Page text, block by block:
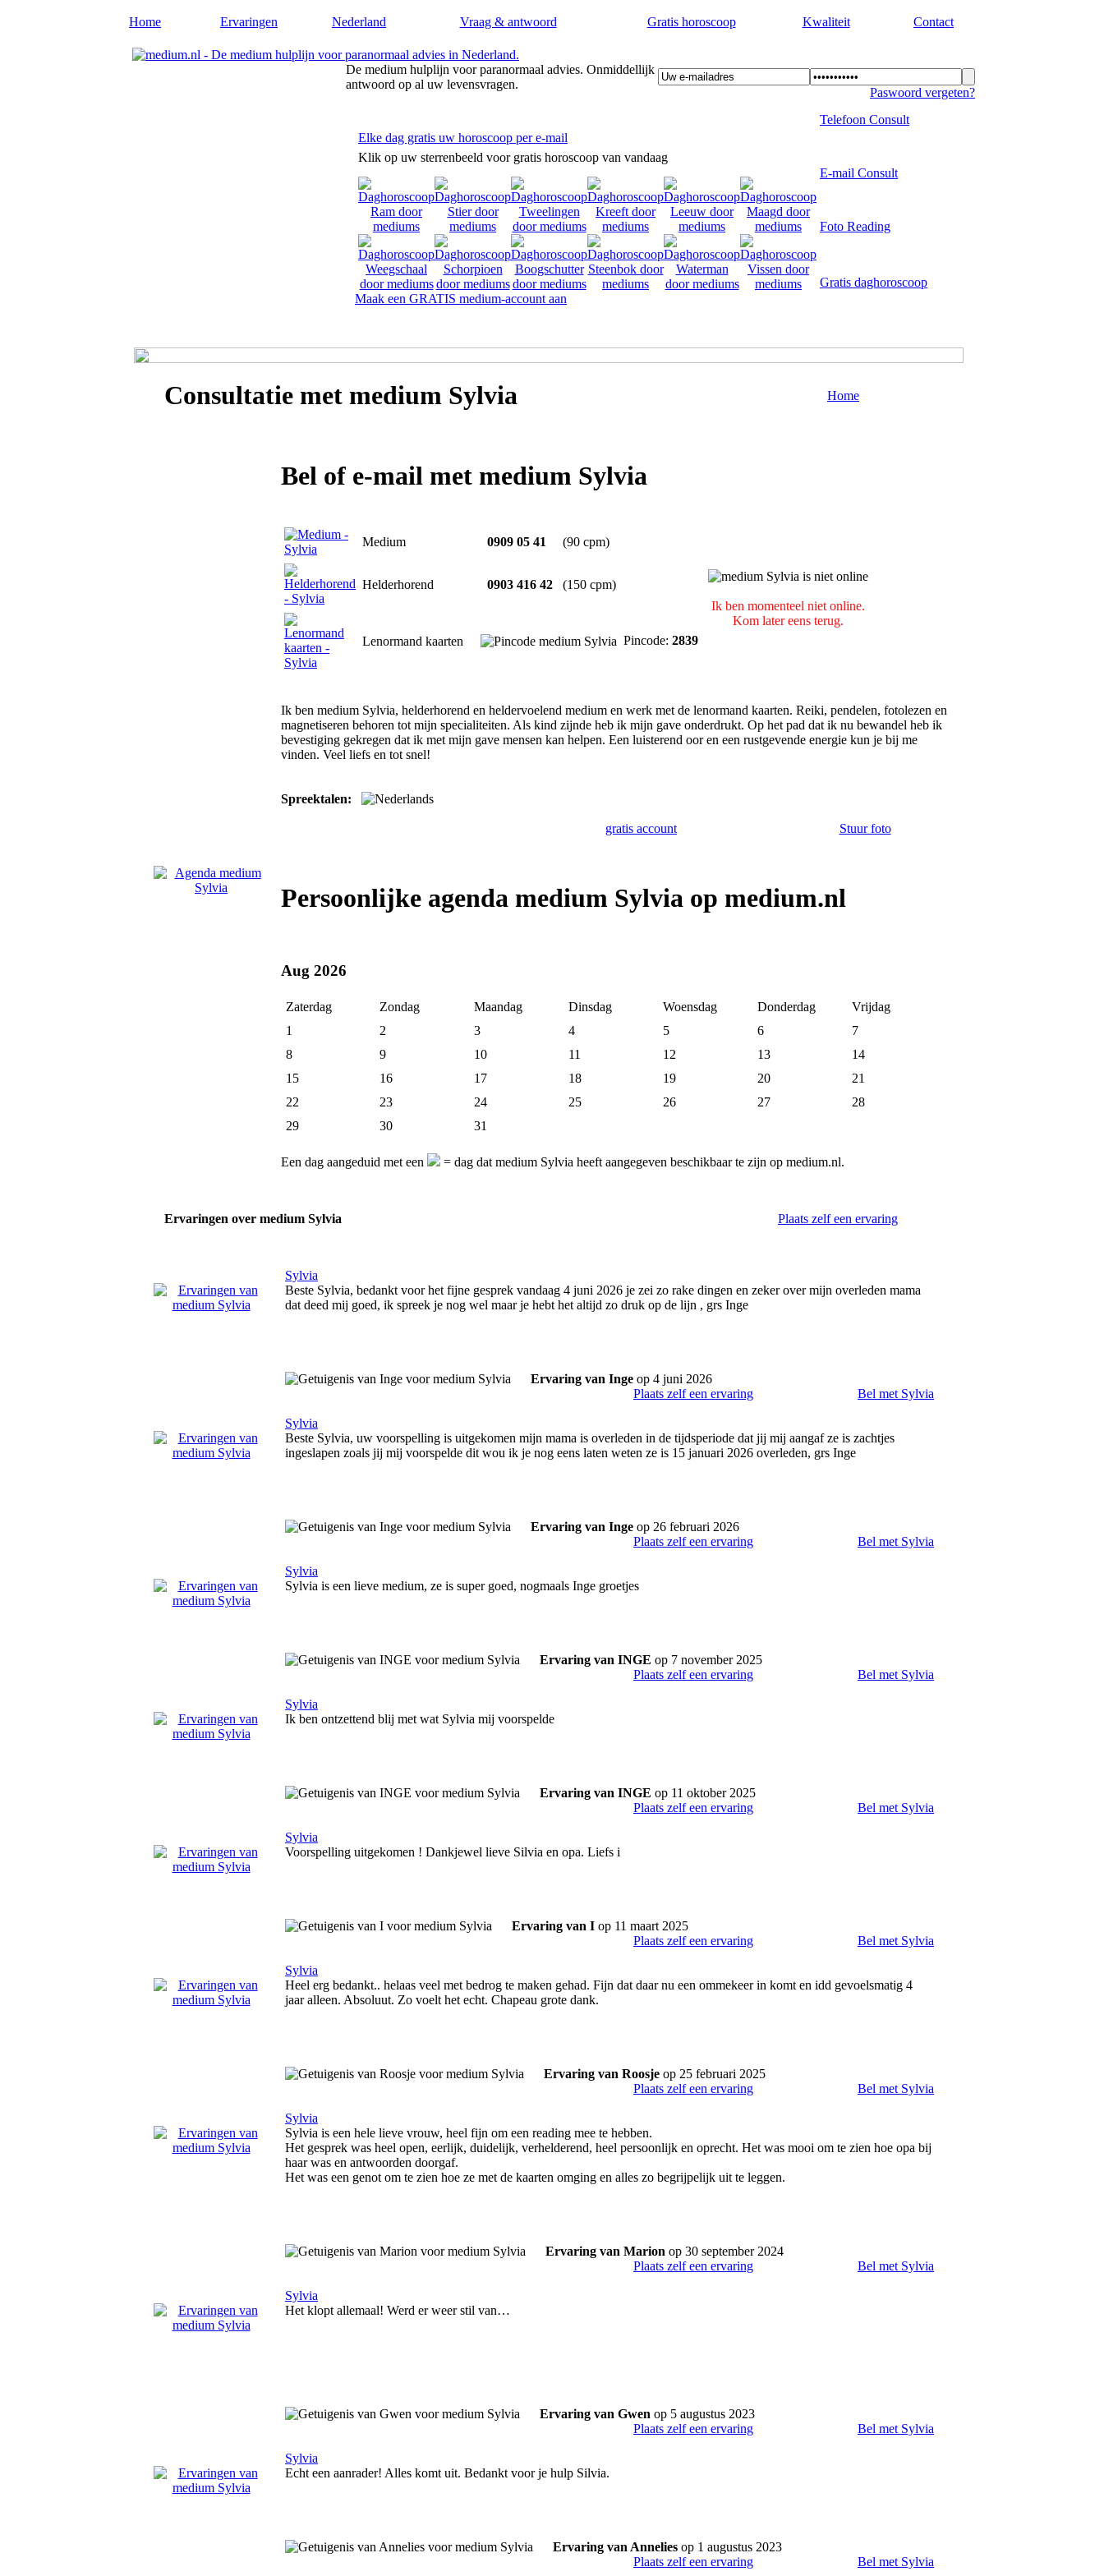
Home Ervaringen Nederland Vraag & antwoord Gratis horoscoop Kwaliteit Contact
De medium hulplijn voor paranormaal advies. Onmiddellijk
antwoord op al uw levensvragen.
Paswoord vergeten?
Elke dag gratis uw horoscoop per e-mail
Klik op uw sterrenbeeld voor gratis horoscoop van vandaag
Maak een GRATIS medium-account aan
Telefoon Consult
E-mail Consult
Foto Reading
Gratis daghoroscoop
Consultatie met medium Sylvia Home
Bel of e-mail met medium Sylvia
Medium 0909 05 41 (90 cpm)
Ik ben momenteel niet online.
Kom later eens terug.
Helderhorend 0903 416 42 (150 cpm)
Lenormand kaarten Pincode: 2839
Ik ben medium Sylvia, helderhorend en heldervoelend medium en werk met de lenormand kaarten. Reiki, pendelen, fotolezen en
magnetiseren behoren tot mijn specialiteiten. Als kind zijnde heb ik mijn gave onderdrukt. Op het pad dat ik nu bewandel heb ik
bevestiging gekregen dat ik met mijn gave mensen kan helpen. Een luisterend oor en een rustgevende energie kun je bij me
vinden. Veel liefs en tot snel!
Spreektalen:
gratis account Stuur foto
Persoonlijke agenda medium Sylvia op medium.nl
Aug 2026
Zaterdag Zondag Maandag Dinsdag Woensdag Donderdag
Vrijdag
1
2 3 4 5 6
7
8
9 10 11 12 13
14
15
16 17 18 19 20
21
22
23 24 25 26 27
28
29
30 31
Een dag aangeduid met een = dag dat medium Sylvia heeft aangegeven beschikbaar te zijn op medium.nl.
Ervaringen over medium Sylvia Plaats zelf een ervaring
Sylvia
Beste Sylvia, bedankt voor het fijne gesprek vandaag 4 juni 2026 je zei zo rake dingen en zeker over mijn overleden mama
dat deed mij goed, ik spreek je nog wel maar je hebt het altijd zo druk op de lijn , grs Inge
Ervaring van Inge op 4 juni 2026
Plaats zelf een ervaring
Bel met Sylvia
Sylvia
Beste Sylvia, uw voorspelling is uitgekomen mijn mama is overleden in de tijdsperiode dat jij mij aangaf ze is zachtjes
ingeslapen zoals jij mij voorspelde dit wou ik je nog eens laten weten ze is 15 januari 2026 overleden, grs Inge
Ervaring van Inge op 26 februari 2026
Plaats zelf een ervaring
Bel met Sylvia
Sylvia
Sylvia is een lieve medium, ze is super goed, nogmaals Inge groetjes
Ervaring van INGE op 7 november 2025
Plaats zelf een ervaring
Bel met Sylvia
Sylvia
Ik ben ontzettend blij met wat Sylvia mij voorspelde
Ervaring van INGE op 11 oktober 2025
Plaats zelf een ervaring
Bel met Sylvia
Sylvia
Voorspelling uitgekomen ! Dankjewel lieve Silvia en opa. Liefs i
Ervaring van I op 11 maart 2025
Plaats zelf een ervaring
Bel met Sylvia
Sylvia
Heel erg bedankt.. helaas veel met bedrog te maken gehad. Fijn dat daar nu een ommekeer in komt en idd gevoelsmatig 4
jaar alleen. Absoluut. Zo voelt het echt. Chapeau grote dank.
Ervaring van Roosje op 25 februari 2025
Plaats zelf een ervaring
Bel met Sylvia
Sylvia
Sylvia is een hele lieve vrouw, heel fijn om een reading mee te hebben.
Het gesprek was heel open, eerlijk, duidelijk, verhelderend, heel persoonlijk en oprecht. Het was mooi om te zien hoe opa bij
haar was en antwoorden doorgaf.
Het was een genot om te zien hoe ze met de kaarten omging en alles zo begrijpelijk uit te leggen.
Ervaring van Marion op 30 september 2024
Plaats zelf een ervaring
Bel met Sylvia
Sylvia
Het klopt allemaal! Werd er weer stil van…
Ervaring van Gwen op 5 augustus 2023
Plaats zelf een ervaring
Bel met Sylvia
Sylvia
Echt een aanrader! Alles komt uit. Bedankt voor je hulp Silvia.
Ervaring van Annelies op 1 augustus 2023
Plaats zelf een ervaring
Bel met Sylvia